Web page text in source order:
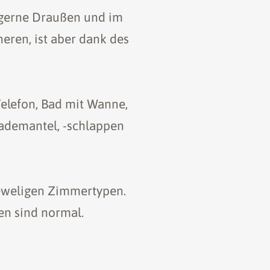
Draußen und im
ist aber dank des
Bad mit Wanne,
-schlappen
Zimmertypen.
sind normal.